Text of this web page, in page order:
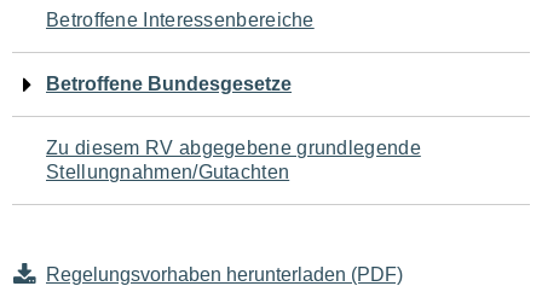
den
Seiteninhalt
Betroffene Interessenbereiche
Betroffene Bundesgesetze
Zu diesem RV abgegebene grundlegende
Stellungnahmen/Gutachten
Regelungsvorhaben herunterladen (PDF)